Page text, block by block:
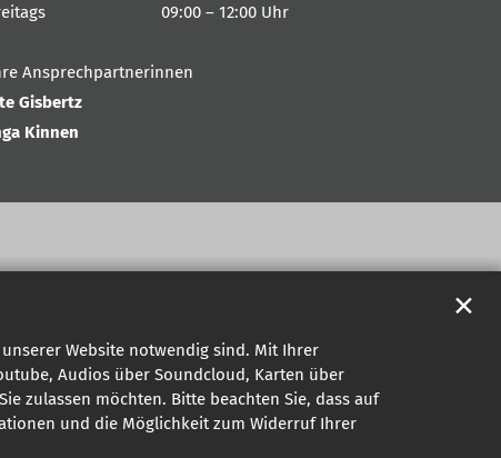
Website notwendig sind. Mit Ihrer
Audios über Soundcloud, Karten über
zulassen möchten. Bitte beachten Sie, dass auf
und die Möglichkeit zum Widerruf Ihrer
✕
09:00 – 12:00 Uhr
Ansprechpartnerinnen
Gisbertz
Kinnen